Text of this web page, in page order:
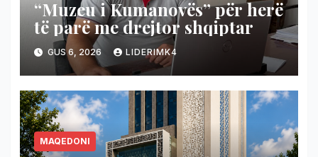
“Muzeu i Kumanovës” për herë
të parë me drejtor shqiptar
GUS 6, 2026 LIDERIMK4
MAQEDONI